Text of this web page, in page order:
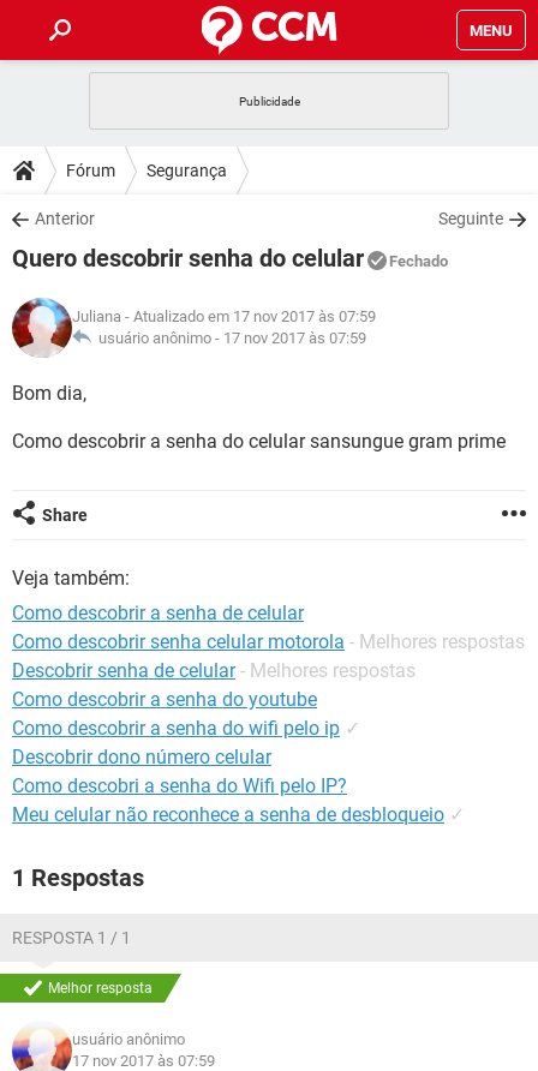
MENU
CELULAR
OUTLOOK
INSTAGRAM GMAIL
GUIA DE COMPRAS
DICAS
JOGOS
INSTAGRAM GMAIL
GUIA DE COMPRAS
DOWNLOADS
JOGOS WHATSAPP
CELULAR
OUTLOOK EXCEL
INSTAGRAM
FÓRUM
JOGOS WHATSAPP
CELULAR
OUTLOOK
INSTAGRAM GMAIL
GLOSSÁRIO
JOGOS
INSTAGRAM
Fórum Segurança
Anterior Seguinte
Quero descobrir senha do celular Fechado
Juliana - Atualizado em 17 nov 2017 às 07:59
usuário anônimo - 17 nov 2017 às 07:59
Bom dia,
Como descobrir a senha do celular sansungue gram prime
Share
Veja também:
Como descobrir a senha de celular
Como descobrir senha celular motorola - Melhores respostas
Descobrir senha de celular - Melhores respostas
Como descobrir a senha do youtube
Como descobrir a senha do wifi pelo ip ✓
Descobrir dono número celular
Como descobri a senha do Wifi pelo IP?
Meu celular não reconhece a senha de desbloqueio ✓
1 Respostas
RESPOSTA 1 / 1
Melhor resposta
usuário anônimo
17 nov 2017 às 07:59